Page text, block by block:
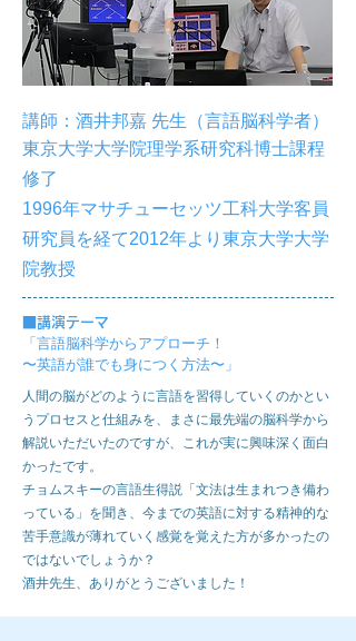
講師： 酒井邦嘉 先生 （言語脳科学者）
東京大学大学院理学系研究科博士課程
修了
1996年マサチューセッツ工科大学客員
研究員を経て2012年より東京大学大学
院教授
講演テーマ
「言語脳科学からアプローチ！
〜英語が誰でも身につく方法〜」
人間の脳がどのように言語を習得していくのかとい
うプロセスと仕組みを、まさに最先端の脳科学から
解説いただいたのですが、これが実に興味深く面白
かったです。
チョムスキーの言語生得説「文法は生まれつき備わ
っている」を聞き、今までの英語に対する精神的な
苦手意識が薄れていく感覚を覚えた方が多かったの
ではないでしょうか？
​酒井先生、ありがとうございました！